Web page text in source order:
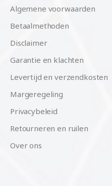
Algemene voorwaarden
Betaalmethoden
Disclaimer
Garantie en klachten
Levertijd en verzendkosten
Margeregeling
Privacybeleid
Retourneren en ruilen
Over ons